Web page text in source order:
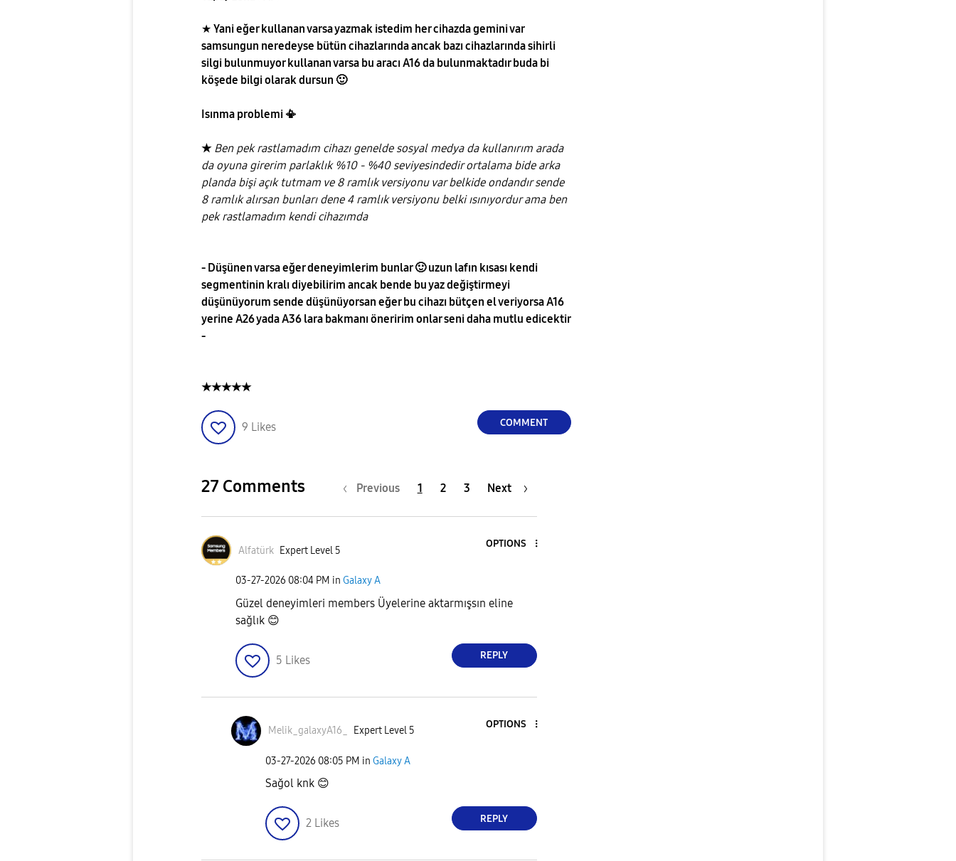
★ Yani eğer kullanan varsa yazmak istedim her cihazda gemini var
samsungun neredeyse bütün cihazlarında ancak bazı cihazlarında sihirli
silgi bulunmuyor kullanan varsa bu aracı A16 da bulunmaktadır buda bi
köşede bilgi olarak dursun 🙂
Isınma problemi 📳
★Ben pek rastlamadım cihazı genelde sosyal medya da kullanırım arada
da oyuna girerim parlaklık %10 - %40 seviyesindedir ortalama bide arka
planda bişi açık tutmam ve 8 ramlık versiyonu var belkide ondandır sende
8 ramlık alırsan bunları dene 4 ramlık versiyonu belki ısınıyordur ama ben
pek rastlamadım kendi cihazımda
- Düşünen varsa eğer deneyimlerim bunlar🙂uzun lafın kısası kendi
segmentinin kralı diyebilirim ancak bende bu yaz değiştirmeyi
düşünüyorum sende düşünüyorsan eğer bu cihazı bütçen el veriyorsa A16
yerine A26 yada A36 lara bakmanı öneririm onlar seni daha mutlu edicektir
-
★★★★★
9 Likes COMMENT
27 Comments Previous 1 2 3 Next
Alfatürk Expert Level 5
OPTIONS
‎03-27-2026 08:04 PM in Galaxy A
Güzel deneyimleri members Üyelerine aktarmışsın eline
sağlık 😊
5 Likes REPLY
Melik_galaxyA16 Expert Level 5
OPTIONS
‎03-27-2026 08:05 PM in Galaxy A
Sağol knk 😊
2 Likes REPLY